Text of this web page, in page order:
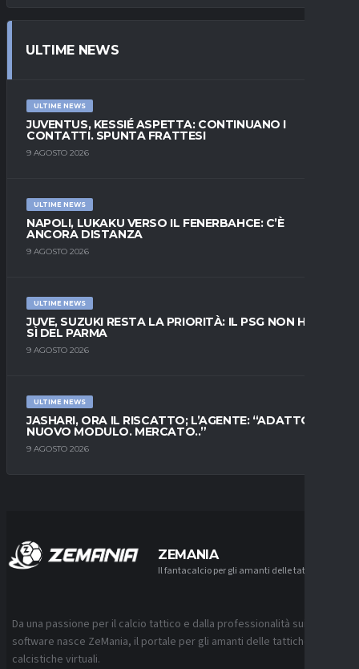
ULTIME NEWS
ULTIME NEWS
JUVENTUS, KESSIÉ ASPETTA: CONTINUANO I
CONTATTI. SPUNTA FRATTESI
9 AGOSTO 2026
ULTIME NEWS
NAPOLI, LUKAKU VERSO IL FENERBAHCE: C’È
ANCORA DISTANZA
9 AGOSTO 2026
ULTIME NEWS
JUVE, SUZUKI RESTA LA PRIORITÀ: IL PSG NON HA IL
SÌ DEL PARMA
9 AGOSTO 2026
ULTIME NEWS
JASHARI, ORA IL RISCATTO; L’AGENTE: “ADATTO AL
NUOVO MODULO. MERCATO..”
9 AGOSTO 2026
ZEMANIA
Il fantacalcio per gli amanti delle tattiche
Da una passione per il calcio tattico e dalla professionalità sui
software nasce ZeMania, il portale per gli amanti delle tattiche
calcistiche virtuali.